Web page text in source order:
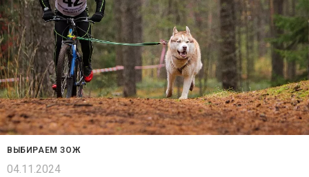
ВЫБИРАЕМ ЗОЖ
04.11.2024